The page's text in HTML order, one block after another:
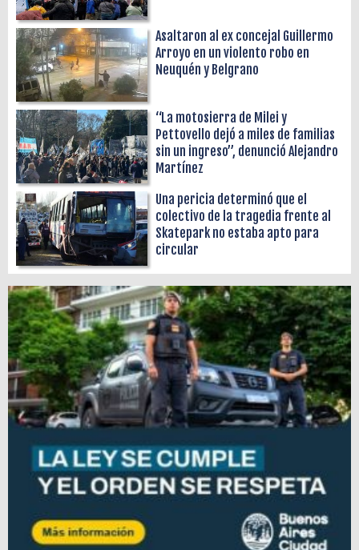
Asaltaron al ex concejal Guillermo
Arroyo en un violento robo en
Neuquén y Belgrano
“La motosierra de Milei y
Pettovello dejó a miles de familias
sin un ingreso”, denunció Alejandro
Martínez
Una pericia determinó que el
colectivo de la tragedia frente al
Skatepark no estaba apto para
circular